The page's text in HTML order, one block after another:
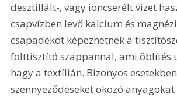
desztillált-, vagy ioncserélt vizet
csapvízben levő kalcium és
csapadékot képezhetnek a
folttisztító szappannal, ami öblítés
hagy a textílián. Bizonyos
szennyeződéseket okozó anyagokat